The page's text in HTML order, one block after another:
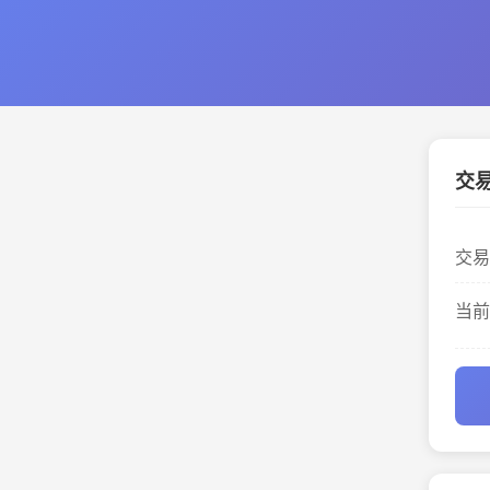
交
交
当